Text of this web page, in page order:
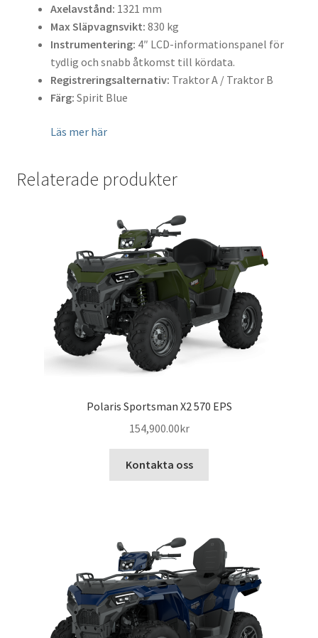
Axelavstånd: 1321 mm
Max Släpvagnsvikt: 830 kg
Instrumentering: 4″ LCD-informationspanel för
tydlig och snabb åtkomst till kördata.
Registreringsalternativ: Traktor A / Traktor B
Färg: Spirit Blue
Läs mer här
Relaterade produkter
Polaris Sportsman X2 570 EPS
154,900.00kr
Kontakta oss